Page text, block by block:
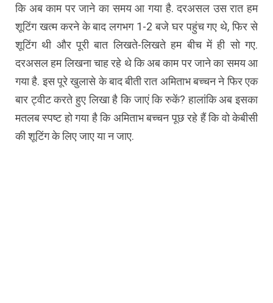
कि अब काम पर जाने का समय आ गया है. दरअसल उस रात हम
शूटिंग खत्म करने के बाद लगभग 1-2 बजे घर पहुंच गए थे, फिर से
शूटिंग थी और पूरी बात लिखते-लिखते हम बीच में ही सो गए.
दरअसल हम लिखना चाह रहे थे कि अब काम पर जाने का समय आ
गया है. इस पूरे खुलासे के बाद बीती रात अमिताभ बच्चन ने फिर एक
बार ट्वीट करते हुए लिखा है कि जाएं कि रुकें? हालांकि अब इसका
मतलब स्पष्ट हो गया है कि अमिताभ बच्चन पूछ रहे हैं कि वो केबीसी
की शूटिंग के लिए जाए या न जाए.